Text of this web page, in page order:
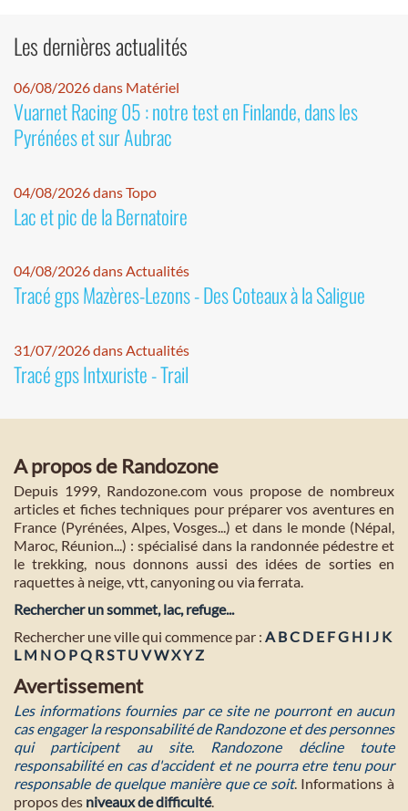
Les dernières actualités
06/08/2026 dans Matériel
Vuarnet Racing 05 : notre test en Finlande, dans les
Pyrénées et sur Aubrac
04/08/2026 dans Topo
Lac et pic de la Bernatoire
04/08/2026 dans Actualités
Tracé gps Mazères-Lezons - Des Coteaux à la Saligue
31/07/2026 dans Actualités
Tracé gps Intxuriste - Trail
A propos de Randozone
Depuis 1999, Randozone.com vous propose de nombreux
articles et fiches techniques pour préparer vos aventures en
France (Pyrénées, Alpes, Vosges...) et dans le monde (Népal,
Maroc, Réunion...) : spécialisé dans la randonnée pédestre et
le trekking, nous donnons aussi des idées de sorties en
raquettes à neige, vtt, canyoning ou via ferrata.
Rechercher un sommet, lac, refuge...
Rechercher une ville qui commence par : A BC D E FG H I J K
L M NO PQ RST U VWXYZ
Avertissement
Les informations fournies par ce site ne pourront en aucun
cas engager la responsabilité de Randozone et des personnes
qui participent au site. Randozone décline toute
responsabilité en cas d'accident et ne pourra etre tenu pour
responsable de quelque manière que ce soit. Informations à
propos des niveaux de difficulté.